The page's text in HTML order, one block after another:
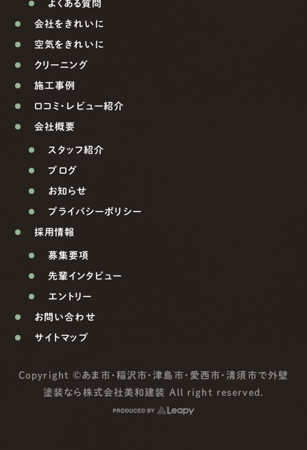
よくある質問
会社をきれいに
空気をきれいに
クリーニング
施工事例
口コミ・レビュー紹介
会社概要
スタッフ紹介
ブログ
お知らせ
プライバシーポリシー
採用情報
募集要項
先輩インタビュー
エントリー
お問い合わせ
サイトマップ
Copyright ©あま市・稲沢市・津島市・愛西市・清須市で外壁
塗装なら株式会社美和建装 All right reserved.